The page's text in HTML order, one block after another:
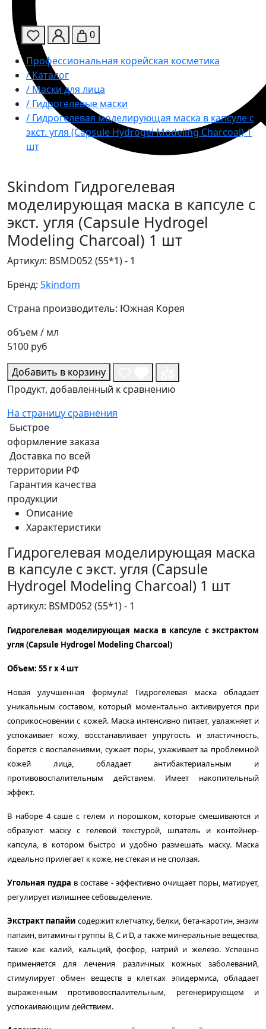
0
Профессиональная корейская косметика
/ Каталог
/ Маски для лица
/ Гидрогелевые маски
/ Гидрогелевая моделирующая маска в капсуле с
экст. угля (Capsule Hydrogel Modeling Charcoal) 1
шт
Skindom Гидрогелевая
моделирующая маска в капсуле с
экст. угля (Capsule Hydrogel
Modeling Charcoal) 1 шт
Артикул: BSMD052 (55*1) - 1
Бренд: Skindom
Страна производитель: Южная Корея
объем / мл
5100 руб
Добавить в корзину
Продукт, добавленный к сравнению
На страницу сравнения
Быстрое
оформление заказа
Доставка по всей
территории РФ
Гарантия качества
продукции
Описание
Характеристики
Гидрогелевая моделирующая маска
в капсуле с экст. угля (Capsule
Hydrogel Modeling Charcoal) 1 шт
артикул: BSMD052 (55*1) - 1
Гидрогелевая моделирующая маска в капсуле с экстрактом
угля (Capsule Hydrogel Modeling Charcoal)
Объем: 55 г x 4 шт
Новая улучшенная формула! Гидрогелевая маска обладает
уникальным составом, который моментально активируется при
соприкосновении с кожей. Маска интенсивно питает, увлажняет и
успокаивает кожу, восстанавливает упругость и эластичность,
борется с воспалениями, сужает поры, ухаживает за проблемной
кожей лица, обладает антибактериальным и
противовоспалительным действием. Имеет накопительный
эффект.
В наборе 4 саше с гелем и порошком, которые смешиваются и
образуют маску с гелевой текстурой, шпатель и контейнер-
капсула, в котором быстро и удобно размешать маску. Маска
идеально прилегает к коже, не стекая и не сползая.
Угольная пудра в составе - эффективно очищает поры, матирует,
регулирует излишнее себовыделение.
Экстракт папайи содержит клетчатку, белки, бета-каротин, энзим
папаин, витамины группы В, С и D, а также минеральные вещества,
такие как калий, кальций, фосфор, натрий и железо. Успешно
применяется для лечения различных кожных заболеваний,
стимулирует обмен веществ в клетках эпидермиса, обладает
выраженным противовоспалительным, регенерирующем и
успокаивающим действием.